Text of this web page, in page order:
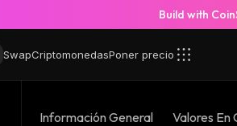
Build with
SwapCriptomonedasPoner precio
Información General Valores En